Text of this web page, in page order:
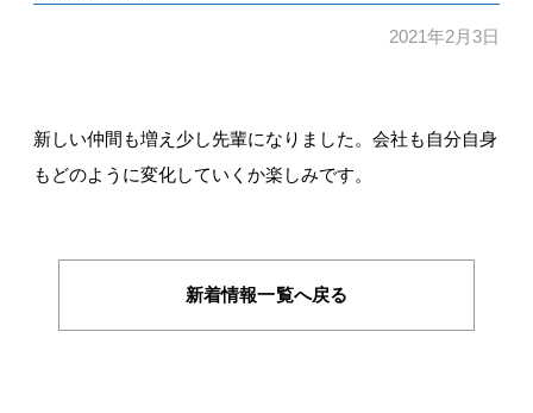
2021年2月3日
新しい仲間も増え少し先輩になりました。会社も自分自身
もどのように変化していくか楽しみです。
新着情報一覧へ戻る